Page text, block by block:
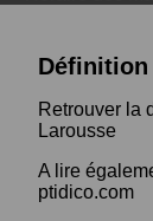
Définition
Retrouver la
Larousse
A lire
ptidico.com